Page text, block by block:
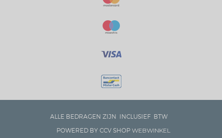
ALLE BEDRAGEN ZIJN INCLUSIEF BTW
POWERED BY CCV SHOP WEBWINKEL